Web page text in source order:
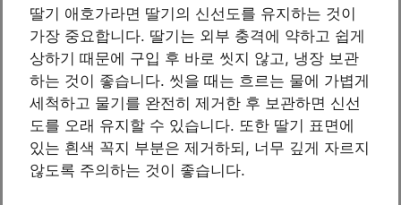
딸기 애호가라면 딸기의 신선도를 유지하는 것이
가장 중요합니다. 딸기는 외부 충격에 약하고 쉽게
상하기 때문에 구입 후 바로 씻지 않고, 냉장 보관
하는 것이 좋습니다. 씻을 때는 흐르는 물에 가볍게
세척하고 물기를 완전히 제거한 후 보관하면 신선
도를 오래 유지할 수 있습니다. 또한 딸기 표면에
있는 흰색 꼭지 부분은 제거하되, 너무 깊게 자르지
않도록 주의하는 것이 좋습니다.